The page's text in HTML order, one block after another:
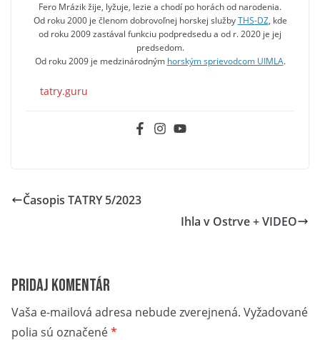
Fero Mrázik žije, lyžuje, lezie a chodí po horách od narodenia.
Od roku 2000 je členom dobrovoľnej horskej službyTHS-DZ, kde
od roku 2009 zastával funkciu podpredsedu a od r. 2020 je jej
predsedom.
Od roku 2009 je medzinárodným horským sprievodcom UIMLA.
tatry.guru
Časopis TATRY 5/2023
Ihla v Ostrve + VIDEO
Pridaj komentár
Vaša e-mailová adresa nebude zverejnená. Vyžadované
polia sú označené*